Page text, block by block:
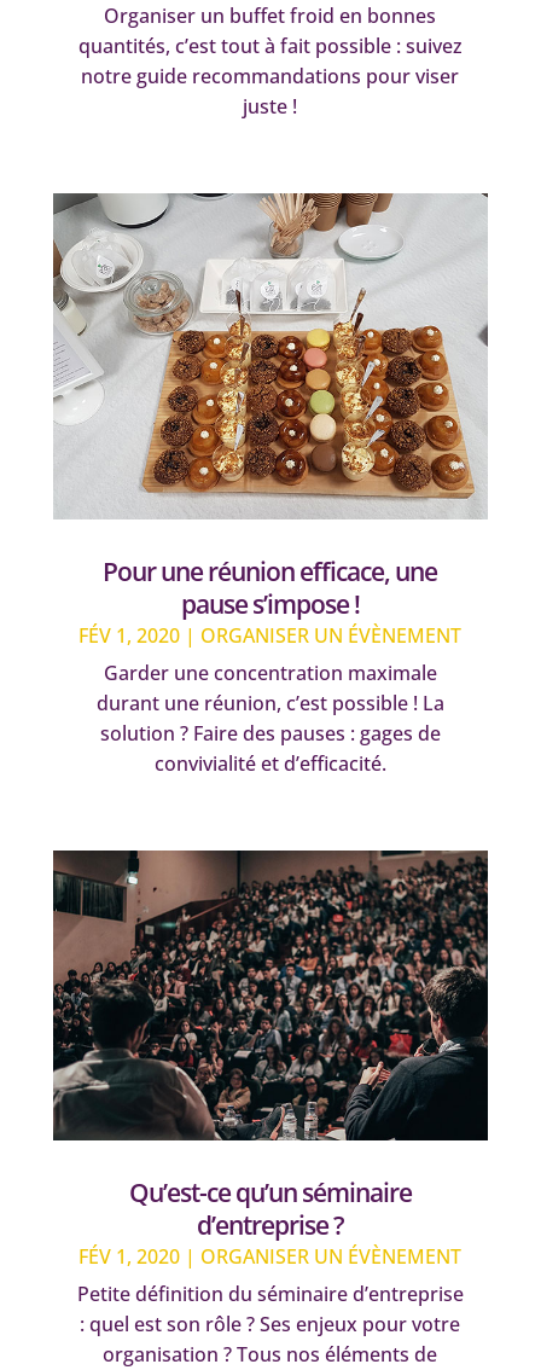
Organiser un buffet froid en bonnes
quantités, c’est tout à fait possible : suivez
notre guide recommandations pour viser
juste !
Pour une réunion efficace, une
pause s’impose !
FÉV 1, 2020 | ORGANISER UN ÉVÈNEMENT
Garder une concentration maximale
durant une réunion, c’est possible ! La
solution ? Faire des pauses : gages de
convivialité et d’efficacité.
Qu’est-ce qu’un séminaire
d’entreprise ?
FÉV 1, 2020 | ORGANISER UN ÉVÈNEMENT
Petite définition du séminaire d’entreprise
: quel est son rôle ? Ses enjeux pour votre
organisation ? Tous nos éléments de